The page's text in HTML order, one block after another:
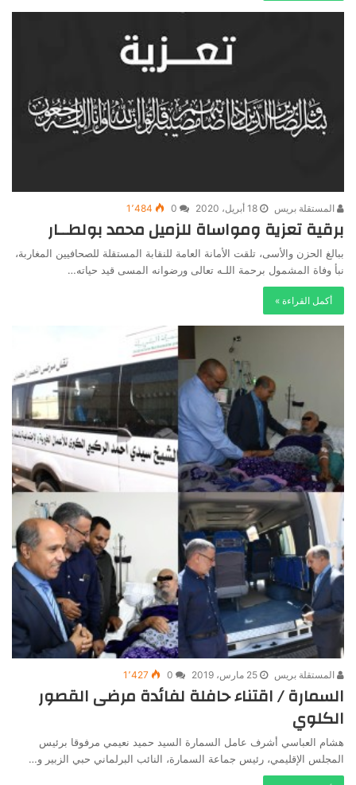
المستقلة بريس 18 أبريل، 2020 0 1٬484
برقية تعزية ومواساة للزميل محمد بولطــار
ببالغ الحزن والأسى، تلقت الأمانة العامة للنقابة المستقلة للصحافيين المغاربة،
نبأ وفاة المشمول برحمة اللـه تعالى ورضوانه المسى قيد حياته…
أكمل القراءة »
المستقلة بريس 25 مارس، 2019 0 1٬427
السمارة / اقتناء حافلة لفائدة مرضى القصور
الكلوي
هشام العباسي أشرف عامل السمارة السيد حميد نعيمي مرفوقا برئيس
المجلس الإقليمي، رئيس جماعة السمارة، النائب البرلماني حبي الزبير و…